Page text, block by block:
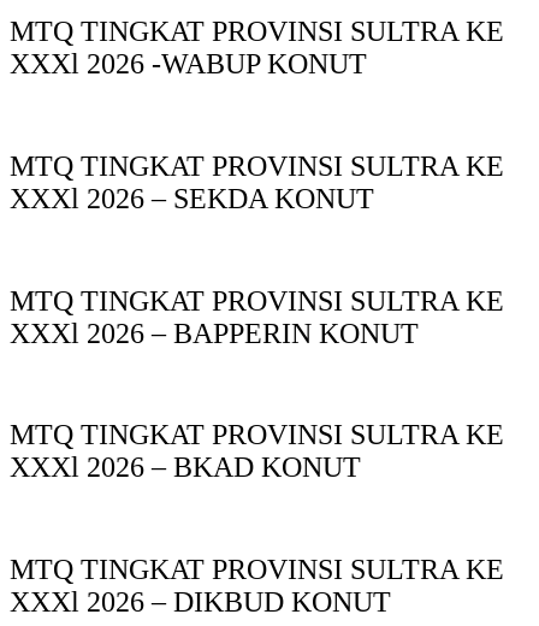
MTQ TINGKAT PROVINSI SULTRA KE
XXXl 2026 -WABUP KONUT
MTQ TINGKAT PROVINSI SULTRA KE
XXXl 2026 – SEKDA KONUT
MTQ TINGKAT PROVINSI SULTRA KE
XXXl 2026 – BAPPERIN KONUT
MTQ TINGKAT PROVINSI SULTRA KE
XXXl 2026 – BKAD KONUT
MTQ TINGKAT PROVINSI SULTRA KE
XXXl 2026 – DIKBUD KONUT